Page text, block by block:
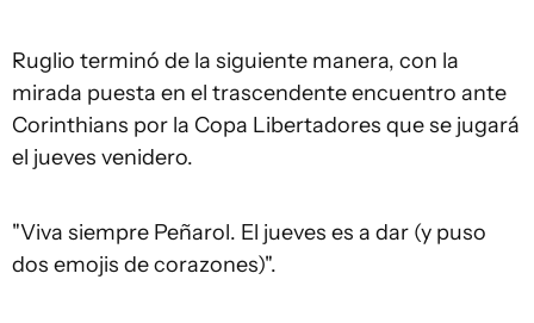
Ruglio terminó de la siguiente manera, con la
mirada puesta en el trascendente encuentro ante
Corinthians por la Copa Libertadores que se jugará
el jueves venidero.
"Viva siempre Peñarol. El jueves es a dar (y puso
dos emojis de corazones)".